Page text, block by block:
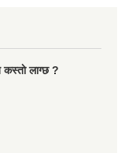
कस्ताे लाग्छ ?